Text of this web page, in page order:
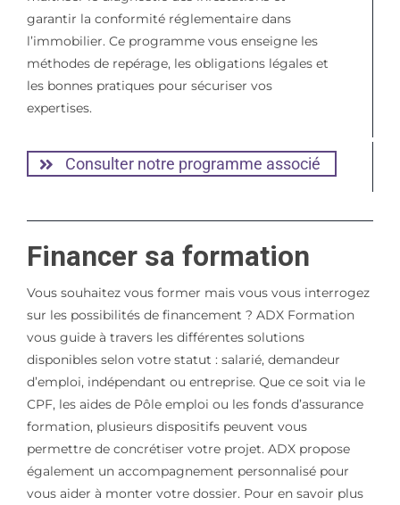
garantir la conformité réglementaire dans
l’immobilier. Ce programme vous enseigne les
méthodes de repérage, les obligations légales et
les bonnes pratiques pour sécuriser vos
expertises.
Consulter notre programme associé
Financer sa formation
Vous souhaitez vous former mais vous vous interrogez
sur les possibilités de financement ? ADX Formation
vous guide à travers les différentes solutions
disponibles selon votre statut : salarié, demandeur
d’emploi, indépendant ou entreprise. Que ce soit via le
CPF, les aides de Pôle emploi ou les fonds d’assurance
formation, plusieurs dispositifs peuvent vous
permettre de concrétiser votre projet. ADX propose
également un accompagnement personnalisé pour
vous aider à monter votre dossier. Pour en savoir plus